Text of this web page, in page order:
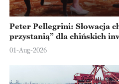
Peter Pellegrini: Słowacja
przystanią” dla chińskich
Europejskiej
01-Aug-2026